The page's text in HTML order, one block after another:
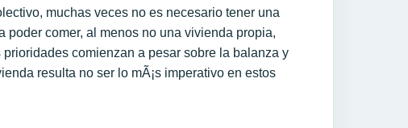
muchas veces no es necesario tener una
poder comer, al menos no una vivienda propia,
prioridades comienzan a pesar sobre la balanza y
resulta no ser lo mÃ¡s imperativo en estos